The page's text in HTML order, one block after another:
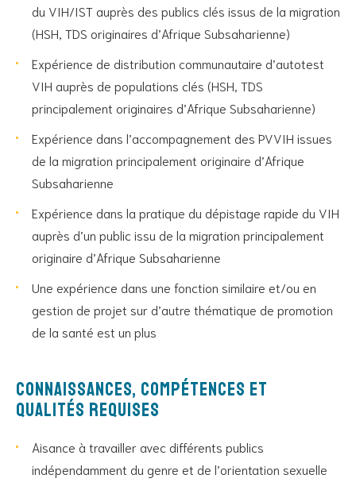
du VIH/IST auprès des publics clés issus de la migration
(HSH, TDS originaires d’Afrique Subsaharienne)
Expérience de distribution communautaire d’autotest
VIH auprès de populations clés (HSH, TDS
principalement originaires d’Afrique Subsaharienne)
Expérience dans l’accompagnement des PVVIH issues
de la migration principalement originaire d’Afrique
Subsaharienne
Expérience dans la pratique du dépistage rapide du VIH
auprès d’un public issu de la migration principalement
originaire d’Afrique Subsaharienne
Une expérience dans une fonction similaire et/ou en
gestion de projet sur d’autre thématique de promotion
de la santé est un plus
Connaissances, compétences et
qualités requises
Aisance à travailler avec différents publics
indépendamment du genre et de l’orientation sexuelle